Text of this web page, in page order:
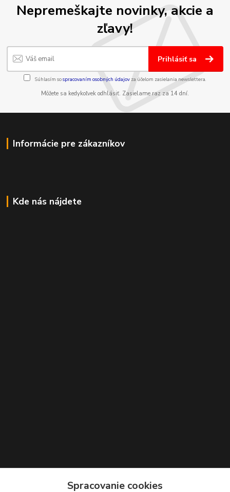
Nepremeškajte novinky, akcie a
zľavy!
Prihlásiť sa
Súhlasím sospracovaním osobných údajov za účelom zasielania newslettera.
Môžete sa kedykoľvek odhlásiť. Zasielame raz za 14 dní.
Informácie pre zákazníkov
Kde nás nájdete
Spracovanie cookies